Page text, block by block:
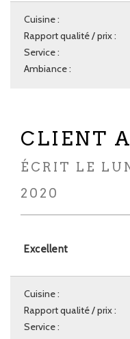
Cuisine :
Rapport qualité / prix :
Service :
Ambiance :
CLIENT A
ÉCRIT LE
2020
Excellent
Cuisine :
Rapport qualité / prix :
Service :